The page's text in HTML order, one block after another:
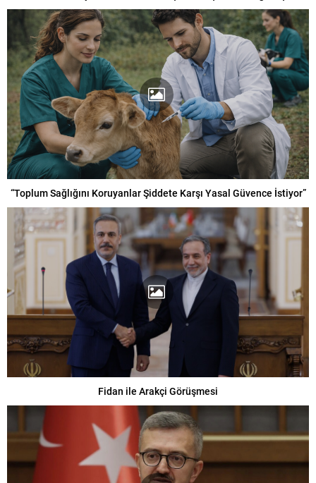
“Toplum Sağlığını Koruyanlar Şiddete Karşı Yasal Güvence İstiyor”
Fidan ile Arakçi Görüşmesi